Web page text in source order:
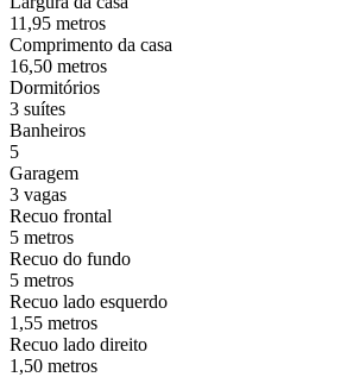
11,95 metros
Comprimento da casa
16,50 metros
Dormitórios
3 suítes
Banheiros
5
Garagem
3 vagas
Recuo frontal
5 metros
Recuo do fundo
5 metros
Recuo lado esquerdo
1,55 metros
Recuo lado direito
1,50 metros